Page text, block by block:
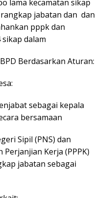
lama kecamatan sikap
jabatan dan dan
pppk dan
dalam
Berdasarkan Aturan:
sebagai kepala
bersamaan
Sipil (PNS) dan
Kerja (PPPK)
jabatan sebagai